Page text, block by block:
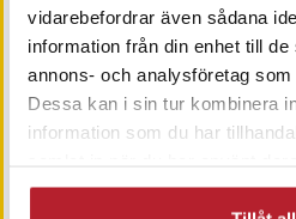
vidarebefordrar även sådana
information från din enhet till
annons- och analysföretag
Dessa kan i sin tur kombinera
information som du har
-50
10000mAh med 2xUSB